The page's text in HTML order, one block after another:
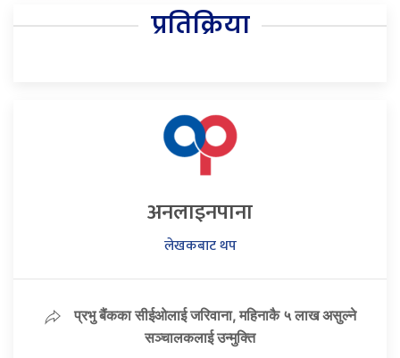
प्रतिक्रिया
अनलाइनपाना
लेखकबाट थप
प्रभु बैंकका सीईओलाई जरिवाना, महिनाकै ५ लाख असुल्ने
सञ्चालकलाई उन्मुक्ति